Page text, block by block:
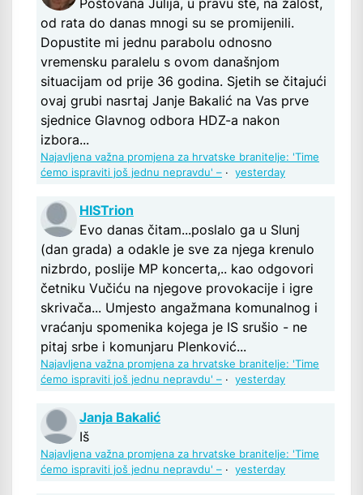
od rata do danas mnogi su se promijenili.
Dopustite mi jednu parabolu odnosno
vremensku paralelu s ovom današnjom
situacijam od prije 36 godina. Sjetih se čitajući
ovaj grubi nasrtaj Janje Bakalić na Vas prve
sjednice Glavnog odbora HDZ-a nakon
izbora...
Najavljena važna promjena za hrvatske branitelje: 'Time
ćemo ispraviti još jednu nepravdu' – · yesterday
HISTrion
Evo danas čitam...poslalo ga u Slunj
(dan grada) a odakle je sve za njega krenulo
nizbrdo, poslije MP koncerta,.. kao odgovori
četniku Vučiću na njegove provokacije i igre
skrivača... Umjesto angažmana komunalnog i
vraćanju spomenika kojega je IS srušio - ne
pitaj srbe i komunjaru Plenković...
Najavljena važna promjena za hrvatske branitelje: 'Time
ćemo ispraviti još jednu nepravdu' – · yesterday
Janja Bakalić
Iš
Najavljena važna promjena za hrvatske branitelje: 'Time
ćemo ispraviti još jednu nepravdu' – · yesterday